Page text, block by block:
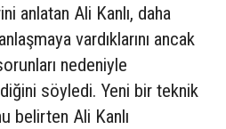
anlatan Ali Kanlı, daha
vardıklarını ancak
nedeniyle
söyledi. Yeni bir teknik
belirten Ali Kanlı